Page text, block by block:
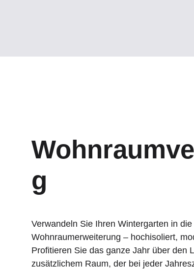
g
Verwandeln Sie Ihren Wintergarten in
Wohnraumerweiterung – hochisoliert,
Profitieren Sie das ganze Jahr über den
zusätzlichem Raum, der bei jeder